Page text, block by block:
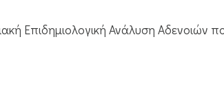
Επιδημιολογική Ανάλυση